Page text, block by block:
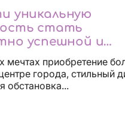
уникальную
стать
успешной и
мечтах приобретение
города, стильный
обстановка...